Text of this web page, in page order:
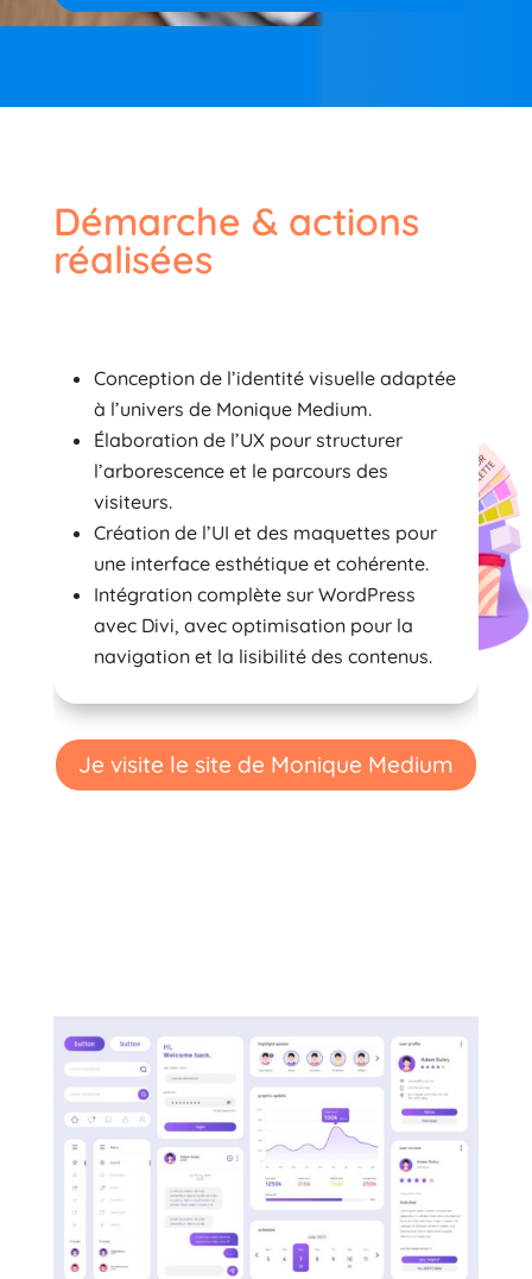
Démarche & actions
réalisées
Conception de l’identité visuelle adaptée
à l’univers de Monique Medium.
Élaboration de l’UX pour structurer
l’arborescence et le parcours des
visiteurs.
Création de l’UI et des maquettes pour
une interface esthétique et cohérente.
Intégration complète sur WordPress
avec Divi, avec optimisation pour la
navigation et la lisibilité des contenus.
Je visite le site de Monique Medium